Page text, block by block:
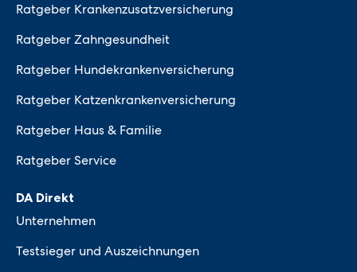
Ratgeber Krankenzusatzversicherung
Ratgeber Zahngesundheit
Ratgeber Hundekrankenversicherung
Ratgeber Katzenkrankenversicherung
Ratgeber Haus & Familie
Ratgeber Service
DA Direkt
Unternehmen
Testsieger und Auszeichnungen